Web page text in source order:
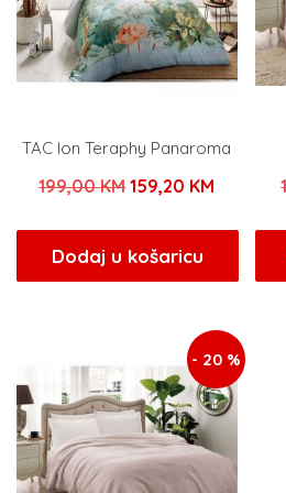
TAC Ion Teraphy Panaroma
199,00KMIzvorna
bila
je:
159,20 KM
159,20
Dodaj u košaricu
- 20 %